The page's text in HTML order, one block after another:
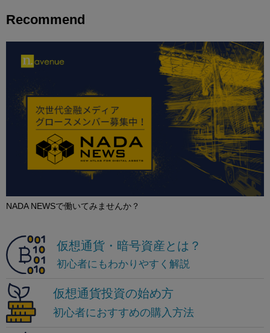
Recommend
NADA NEWSで働いてみませんか？